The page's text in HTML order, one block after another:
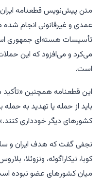
متن پیش‌نویس قطعنامه
تأسیسات هسته‌ای جمهوری
می‌کرد و می‌افزود که این
است.
این قطعنامه همچنین
باید از حمله یا تهدید به
کشورهای دیگر خودداری
نجفی گفت که هدف ایران و
کوبا، نیکاراگوئه، ونزوئلا،
میان کشورهای عضو نبوده